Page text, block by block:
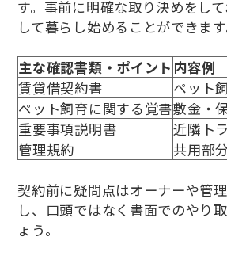
す。事前に明確な取り決めをし
して暮らし始めることができます
主な確認書類・ポイント 内容例
賃貸借契約書
ペット
ペット飼育に関する覚書敷金・
重要事項説明書
近隣ト
管理規約
共用部
契約前に疑問点はオーナーや管
し、口頭ではなく書面でのやり
ょう。